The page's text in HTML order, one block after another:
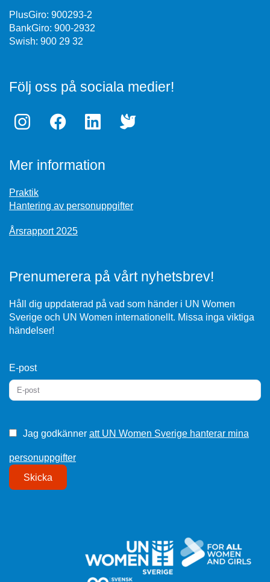
PlusGiro: 900293-2
BankGiro: 900-2932
Swish: 900 29 32
Följ oss på sociala medier!
Mer information
Praktik
Hantering av personuppgifter
Årsrapport 2025
Prenumerera på vårt nyhetsbrev!
Håll dig uppdaterad på vad som händer i UN Women
Sverige och UN Women internationellt. Missa inga viktiga
händelser!
E-post
Jag godkänner att UN Women Sverige hanterar mina
personuppgifter
Skicka